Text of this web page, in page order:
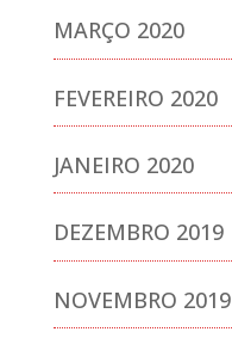
MARÇO 2020
FEVEREIRO 2020
JANEIRO 2020
DEZEMBRO 2019
NOVEMBRO 2019